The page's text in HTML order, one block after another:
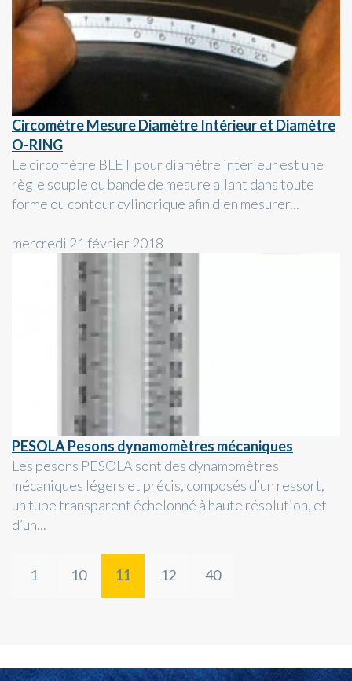
Circomètre Mesure Diamètre Intérieur et Diamètre
O-RING
Le circomètre BLET pour diamètre intérieur est une
règle souple ou bande de mesure allant dans toute
forme ou contour cylindrique afin d'en mesurer...
mercredi 21 février 2018
PESOLA Pesons dynamomètres mécaniques
Les pesons PESOLA sont des dynamomètres
mécaniques légers et précis, composés d’un ressort,
un tube transparent échelonné à haute résolution, et
d’un...
1 10 11 12 40